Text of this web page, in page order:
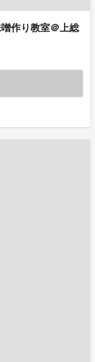
作り教室＠上総